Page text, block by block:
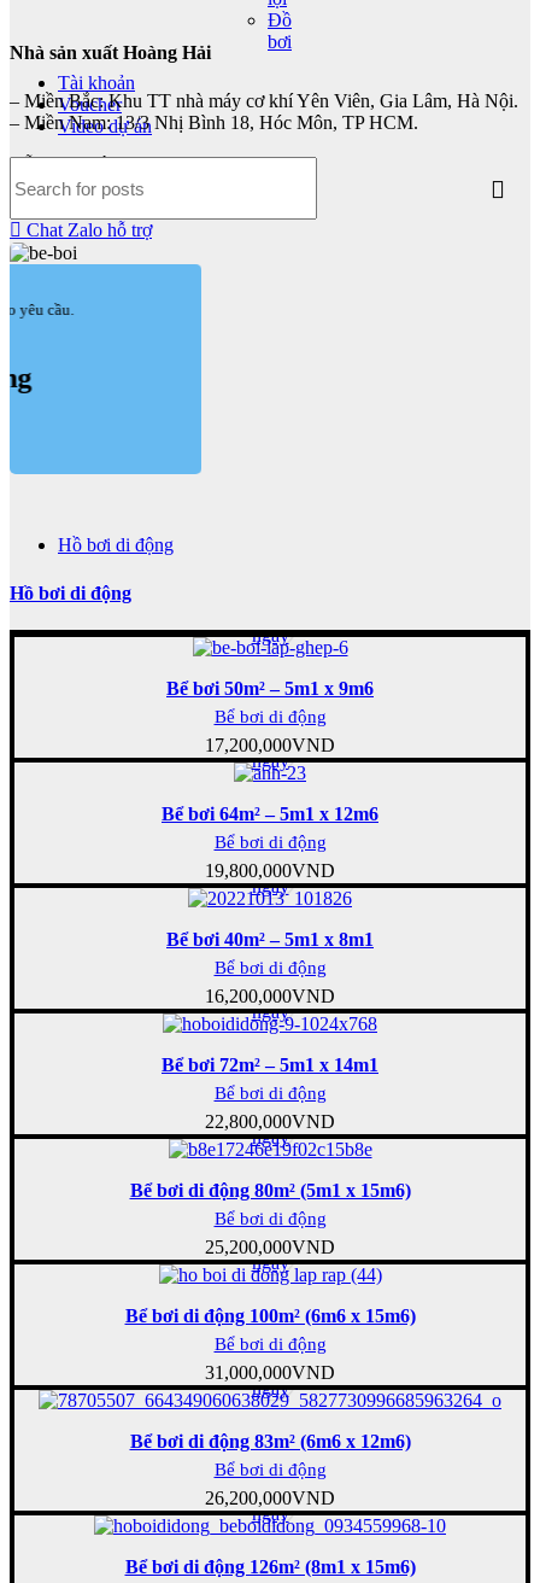
Đồ
bơi
Tài khoản
Voucher
Video dự án
Nhà sản xuất Hoàng Hải
– Miền Bắc: Khu TT nhà máy cơ khí Yên Viên, Gia Lâm, Hà Nội.
– Miền Nam: 13/3 Nhị Bình 18, Hóc Môn, TP HCM.
Hỗ trợ đặt hàng: 0981418106
Hỗ trợ kỹ thuật: 0865358680
Chat Zalo hỗ trợ
yêu cầu.
Hồ bơi di động
Hồ bơi di động
ngay
Bể bơi 50m² – 5m1 x 9m6
Bể bơi di động
17,200,000VND
Mua
ngay
Bể bơi 64m² – 5m1 x 12m6
Bể bơi di động
19,800,000VND
Mua
ngay
Bể bơi 40m² – 5m1 x 8m1
Bể bơi di động
16,200,000VND
Mua
ngay
Bể bơi 72m² – 5m1 x 14m1
Bể bơi di động
22,800,000VND
Mua
ngay
Bể bơi di động 80m² (5m1 x 15m6)
Bể bơi di động
25,200,000VND
Mua
ngay
Bể bơi di động 100m² (6m6 x 15m6)
Bể bơi di động
31,000,000VND
Mua
ngay
Bể bơi di động 83m² (6m6 x 12m6)
Bể bơi di động
26,200,000VND
Mua
ngay
Bể bơi di động 126m² (8m1 x 15m6)